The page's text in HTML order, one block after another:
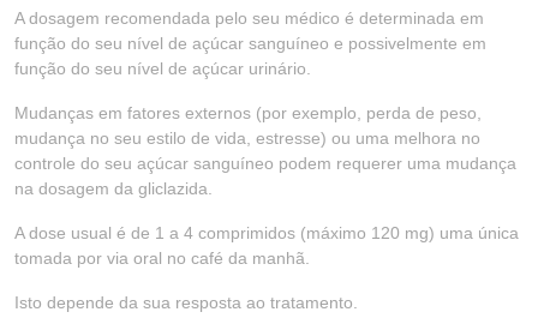
A dosagem recomendada pelo seu médico é determinada em
função do seu nível de açúcar sanguíneo e possivelmente em
função do seu nível de açúcar urinário.
Mudanças em fatores externos (por exemplo, perda de peso,
mudança no seu estilo de vida, estresse) ou uma melhora no
controle do seu açúcar sanguíneo podem requerer uma mudança
na dosagem da gliclazida.
A dose usual é de 1 a 4 comprimidos (máximo 120 mg) uma única
tomada por via oral no café da manhã.
Isto depende da sua resposta ao tratamento.